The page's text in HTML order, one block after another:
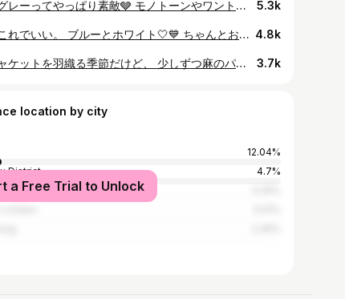
春夏のグレーってやっぱり素敵🩶 モノトーンやワントーンはもちろん、 淡いカラーともすっとなじむ万能カラー✨ @cinoh_official のハイウエスト2 タックパンツは ラインがとてもきれいで、 カジュアルにもきれいめにも使える一枚💕 #cinoh #PR 5.3k
春夏はこれでいい。 ブルーとホワイト🤍💙 ちゃんとおしゃれになる✨ シャツ、白T、ニット、タンクトップ。 全部デニムに合わせるだけで整う。 @healthydenim のデニムはリネンコットン。 軽くて、さらっとしてて気持ちいい。 頑張らなくても整う4パターン💕 #pr #healthydenim #paris64 4.8k
まだジャケットを羽織る季節だけど、 少しずつ麻のパンツを履けるようになってきた。 デニムもリネン混だと、 真夏には本当にありがたい🥰 ① 🧥 @whimgazette_official 👖 @deuxiemeclasse 👟 @converse_jp 👜 @ibeliv_official ② 👚 @eslow__ 👖 @redcardtokyo 👜 @ibeliv_official ③ 👚 @plage_jp 👖 @ragandbone ④ 👚 @aton_tokyo 👖 @deuxiemeclasse 👟 @converse_jp ⑤ 🧥 @maisonspecial_women 👖 @serge_de_bleu #まとめコーデ #outfits 3.7k
location by city
12.04%
District
4.7%
a Free Trial to Unlock